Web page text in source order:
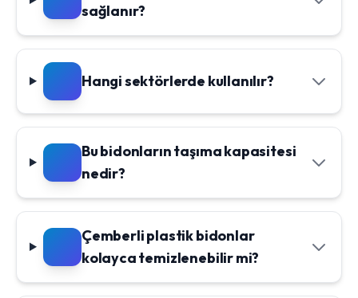
sağlanır?
Hangi sektörlerde kullanılır?
Bu bidonların taşıma kapasitesi
nedir?
Çemberli plastik bidonlar
kolayca temizlenebilir mi?